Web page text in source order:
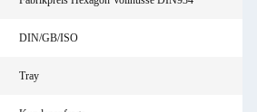
DIN/GB/ISO
Tray